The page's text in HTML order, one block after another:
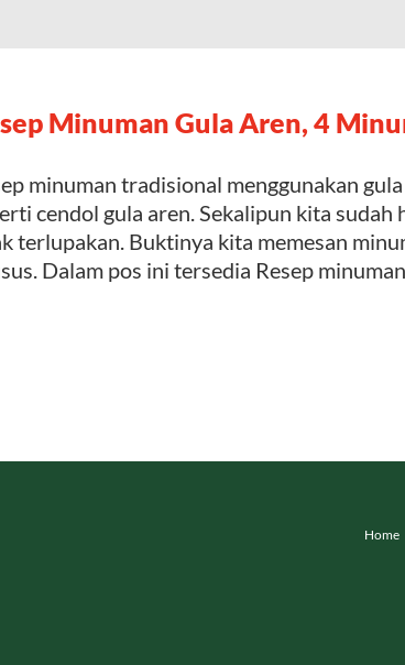
Minuman Gula Aren, 4
minuman tradisional menggunakan
cendol gula aren. Sekalipun kita
terlupakan. Buktinya kita memesan
Dalam pos ini tersedia Resep
Home